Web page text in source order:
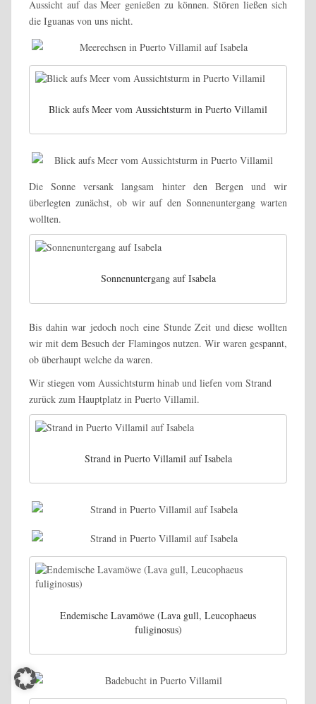
Aussicht auf das Meer genießen zu können. Stören ließen sich
die Iguanas von uns nicht.
Blick aufs Meer vom Aussichtsturm in Puerto Villamil
Die Sonne versank langsam hinter den Bergen und wir
überlegten zunächst, ob wir auf den Sonnenuntergang warten
wollten.
Sonnenuntergang auf Isabela
Bis dahin war jedoch noch eine Stunde Zeit und diese wollten
wir mit dem Besuch der Flamingos nutzen. Wir waren gespannt,
ob überhaupt welche da waren.
Wir stiegen vom Aussichtsturm hinab und liefen vom Strand
zurück zum Hauptplatz in Puerto Villamil.
Strand in Puerto Villamil auf Isabela
Endemische Lavamöwe (Lava gull, Leucophaeus
fuliginosus)